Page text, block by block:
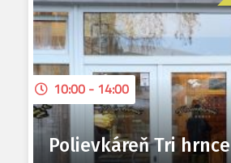
Polievkáreň Tri hrnce
10:00 - 14:00